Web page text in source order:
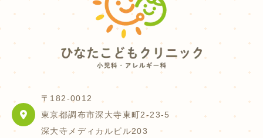
〒182-0012
東京都調布市深大寺東町2-23-5
深大寺メディカルビル203